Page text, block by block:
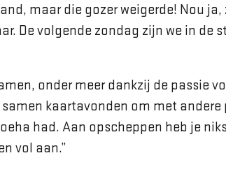
maar die gozer weigerde! Nou
De volgende zondag zijn we in de
onder meer dankzij de passie
samen kaartavonden om met andere
had. Aan opscheppen heb je
vol aan.”